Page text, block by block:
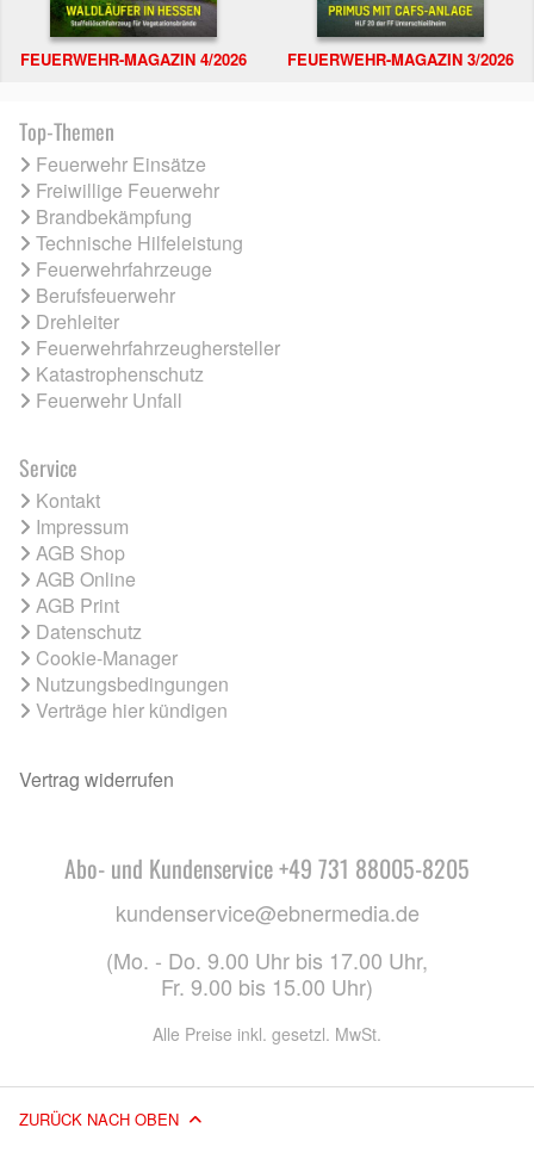
FEUERWEHR-MAGAZIN 4/2026 FEUERWEHR-MAGAZIN 3/2026
Top-Themen
Feuerwehr Einsätze
Freiwillige Feuerwehr
Brandbekämpfung
Technische Hilfeleistung
Feuerwehrfahrzeuge
Berufsfeuerwehr
Drehleiter
Feuerwehrfahrzeughersteller
Katastrophenschutz
Feuerwehr Unfall
Service
Kontakt
Impressum
AGB Shop
AGB Online
AGB Print
Datenschutz
Cookie-Manager
Nutzungsbedingungen
Verträge hier kündigen
Vertrag widerrufen
Abo- und Kundenservice +49 731 88005-8205
kundenservice@ebnermedia.de
(Mo. - Do. 9.00 Uhr bis 17.00 Uhr,
Fr. 9.00 bis 15.00 Uhr)
Alle Preise inkl. gesetzl. MwSt.
ZURÜCK NACH OBEN